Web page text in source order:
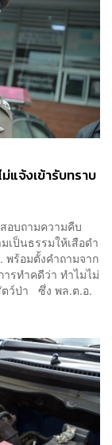
แจ้งเข้ารับทราบ
อบถามความคืบ
เป็นธรรมให้เสือดำ
พร้อมตั้งคำถามจาก
รทำคดีว่า ทำไมไม่
ตว์ป่า ซึ่ง พล.ต.อ.